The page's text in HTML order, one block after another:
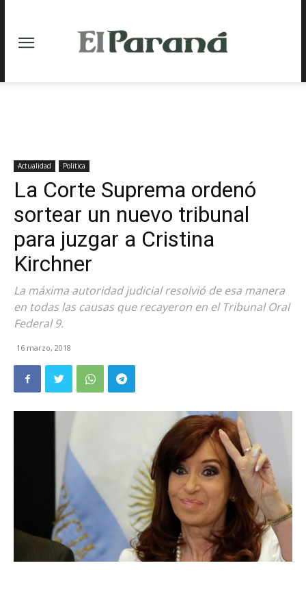
Actualidad Politica
La Corte Suprema ordenó
sortear un nuevo tribunal
para juzgar a Cristina
Kirchner
La máxima autoridad judicial resolvió de esa manera
en todas las causas que recayeron en el Tribunal Oral
Federal 9.
16 marzo, 2018